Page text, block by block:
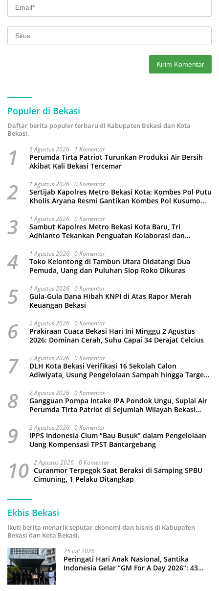
Populer di Bekasi
Daftar berita populer terbaru di Kabupaten Bekasi dan Kota
Bekasi.
1 5 Agustus 2026 1 Komentar
Perumda Tirta Patriot Turunkan Produksi Air Bersih
Akibat Kali Bekasi Tercemar
2 1 Agustus 2026 0 Komentar
Sertijab Kapolres Metro Bekasi Kota: Kombes Pol Putu
Kholis Aryana Resmi Gantikan Kombes Pol Kusumo
3 1 Agustus 2026 0 Komentar
Sambut Kapolres Metro Bekasi Kota Baru, Tri
Adhianto Tekankan Penguatan Kolaborasi dan
4 1 Agustus 2026 0 Komentar
Toko Kelontong di Tambun Utara Didatangi Dua
Pemuda, Uang dan Puluhan Slop Roko Dikuras
5 1 Agustus 2026 0 Komentar
Gula-Gula Dana Hibah KNPI di Atas Rapor Merah
Keuangan Bekasi
6 2 Agustus 2026 0 Komentar
Prakiraan Cuaca Bekasi Hari Ini Minggu 2 Agustus
2026: Dominan Cerah, Suhu Capai 34 Derajat Celcius
7 2 Agustus 2026 0 Komentar
DLH Kota Bekasi Verifikasi 16 Sekolah Calon
Adiwiyata, Usung Pengelolaan Sampah hingga Target
8 2 Agustus 2026 0 Komentar
Gangguan Pompa Intake IPA Pondok Ungu, Suplai Air
Perumda Tirta Patriot di Sejumlah Wilayah Bekasi
9 2 Agustus 2026 0 Komentar
IPPS Indonesia Cium “Bau Busuk” dalam Pengelolaan
Uang Kompensasi TPST Bantargebang
10 2 Agustus 2026 0 Komentar
Curanmor Terpegok Saat Beraksi di Samping SPBU
Cimuning, 1 Pelaku Ditangkap
Ekbis Bekasi
Ikuti berita menarik seputar ekonomi dan bisnis di Kabupaten
Bekasi dan Kota Bekasi.
25 Juli 2026
Peringati Hari Anak Nasional, Santika
Indonesia Gelar “GM For A Day 2026”: 43